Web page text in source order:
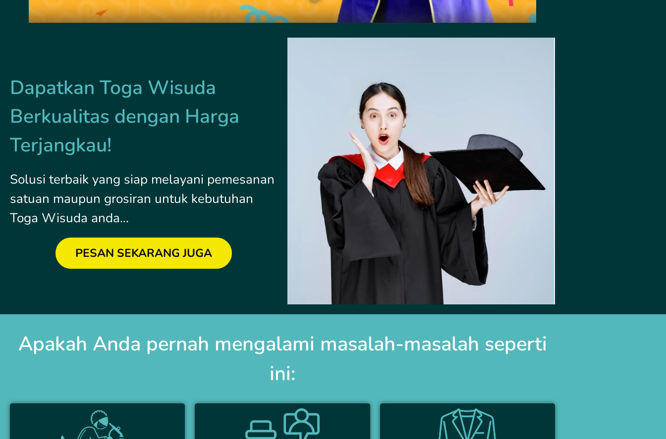
Dapatkan Toga Wisuda
Berkualitas dengan Harga
Terjangkau!
Solusi terbaik yang siap melayani pemesanan
satuan maupun grosiran untuk kebutuhan
Toga Wisuda anda...
PESAN SEKARANG JUGA
Apakah Anda pernah mengalami masalah-masalah seperti
ini: